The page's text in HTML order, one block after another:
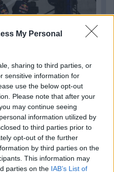
My Personal
sharing to third parties, or
sensitive information for
use the below opt-out
Please note that after your
may continue seeing
information utilized by
to third parties prior to
opt-out of the further
by third parties on the
This information may
parties on the IAB’s List of
a Cadillac